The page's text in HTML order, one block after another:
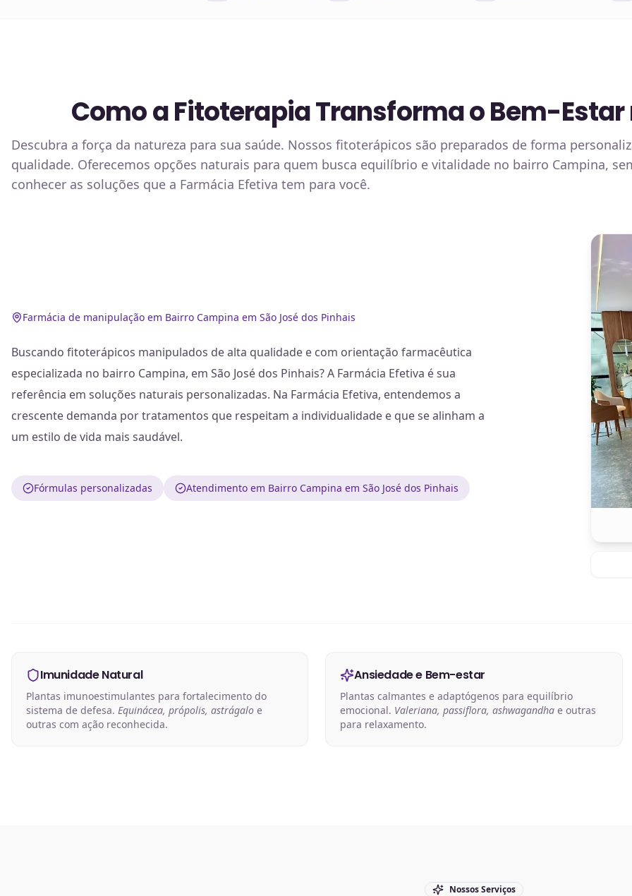
Como a Fitoterapia Transforma o Bem-
Descubra a força da natureza para sua saúde. Nossos fitoterápicos são preparados de forma
qualidade. Oferecemos opções naturais para quem busca equilíbrio e vitalidade no bairro Campina,
conhecer as soluções que a Farmácia Efetiva tem para você.
Farmácia de manipulação em Bairro Campina em São José dos Pinhais
Buscando fitoterápicos manipulados de alta qualidade e com orientação farmacêutica
especializada no bairro Campina, em São José dos Pinhais? A Farmácia Efetiva é sua
referência em soluções naturais personalizadas. Na Farmácia Efetiva, entendemos a
crescente demanda por tratamentos que respeitam a individualidade e que se alinham a
um estilo de vida mais saudável.
Fórmulas personalizadas Atendimento em Bairro Campina em São José dos Pinhais
Imunidade Natural
Plantas imunoestimulantes para fortalecimento do
sistema de defesa. Equinácea, própolis, astrágalo e
outras com ação reconhecida.
Ansiedade e Bem-estar
Plantas calmantes e adaptógenos para equilíbrio
emocional. Valeriana, passiflora, ashwagandha e outras
para relaxamento.
Nossos Serviços